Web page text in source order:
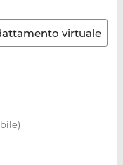
virtuale